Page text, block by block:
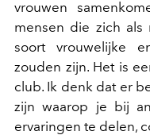
vrouwen
mensen die zich als
soort vrouwelijke
zouden zijn. Het is
club. Ik denk dat er
zijn waarop je bij
ervaringen te delen,